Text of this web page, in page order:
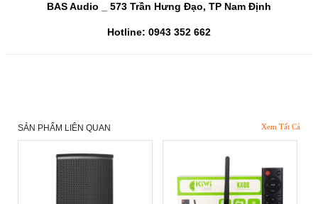
BAS Audio _ 573 Trần Hưng Đạo, TP Nam Định
Hotline: 0943 352 662
SẢN PHẨM LIÊN QUAN Xem Tất Cả